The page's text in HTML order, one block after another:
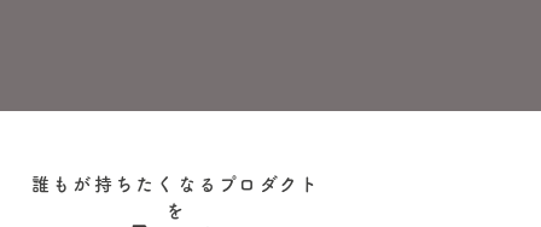
誰もが持ちたくなるプロダクト
を